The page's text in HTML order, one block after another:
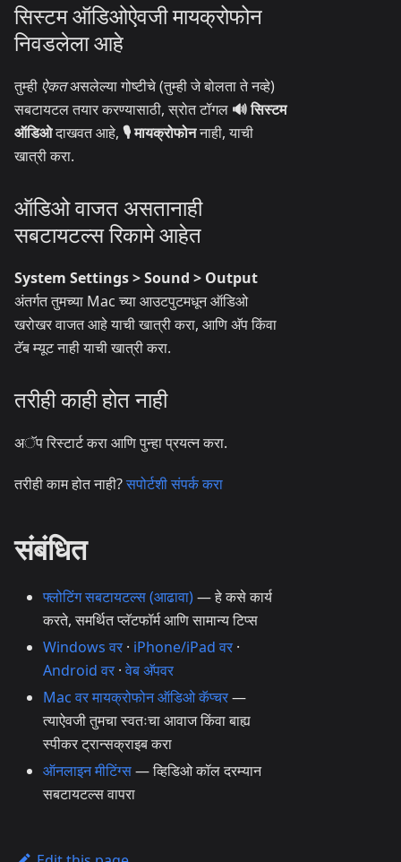
सिस्टम ऑडिओऐवजी मायक्रोफोन
निवडलेला आहे
तुम्ही ऐकतअसलेल्या गोष्टीचे (तुम्ही जे बोलता ते नव्हे)
सबटायटल तयार करण्यासाठी, स्रोत टॉगल 🔊 सिस्टम
ऑडिओदाखवत आहे, 🎙️ मायक्रोफोननाही, याची
खात्री करा.
ऑडिओ वाजत असतानाही
सबटायटल्स रिकामे आहेत
System Settings > Sound > Output
अंतर्गत तुमच्या Mac च्या आउटपुटमधून ऑडिओ
खरोखर वाजत आहे याची खात्री करा, आणि अ‍ॅप किंवा
टॅब म्यूट नाही याची खात्री करा.
तरीही काही होत नाही
अॅप रिस्टार्ट करा आणि पुन्हा प्रयत्न करा.
तरीही काम होत नाही?सपोर्टशी संपर्क करा
संबंधित
फ्लोटिंग सबटायटल्स (आढावा)— हे कसे कार्य
करते, समर्थित प्लॅटफॉर्म आणि सामान्य टिप्स
Windows वर · iPhone/iPad वर ·
Android वर ·वेब अ‍ॅपवर
Mac वर मायक्रोफोन ऑडिओ कॅप्चर—
त्याऐवजी तुमचा स्वतःचा आवाज किंवा बाह्य
स्पीकर ट्रान्सक्राइब करा
ऑनलाइन मीटिंग्स— व्हिडिओ कॉल दरम्यान
सबटायटल्स वापरा